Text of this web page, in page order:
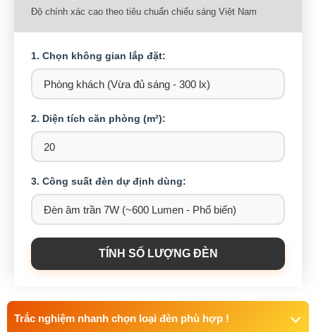
Độ chính xác cao theo tiêu chuẩn chiếu sáng Việt Nam
1. Chọn không gian lắp đặt:
2. Diện tích căn phòng (m²):
3. Công suất đèn dự định dùng:
TÍNH SỐ LƯỢNG ĐÈN
Trắc nghiệm nhanh chọn loại đèn phù hợp !